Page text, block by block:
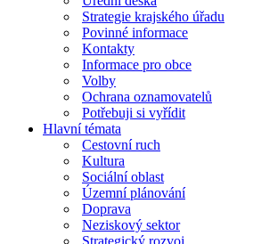
Strategie krajského úřadu
Povinné informace
Kontakty
Informace pro obce
Volby
Ochrana oznamovatelů
Potřebuji si vyřídit
Hlavní témata
Cestovní ruch
Kultura
Sociální oblast
Územní plánování
Doprava
Neziskový sektor
Strategický rozvoj